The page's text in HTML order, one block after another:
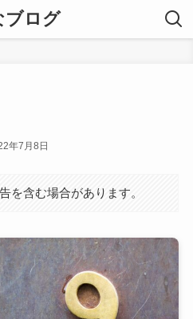
ブログ
年7月8日
を含む場合があります。